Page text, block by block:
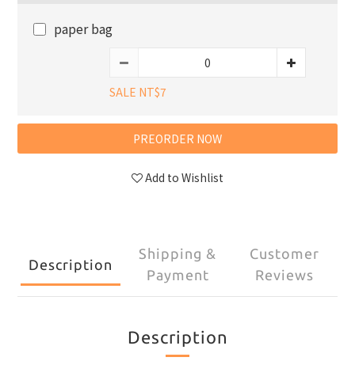
paper bag
SALE NT$7
PREORDER NOW
Add to Wishlist
Description
Shipping &
Payment
Customer
Reviews
Description